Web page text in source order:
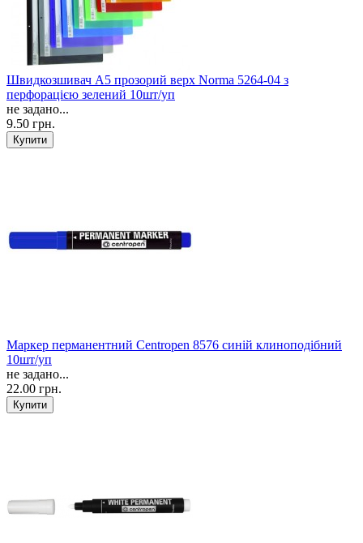
Швидкозшивач А5 прозорий верх Norma 5264-04 з
перфорацією зелений 10шт/уп
не задано...
9.50 грн.
Маркер перманентний Centropen 8576 синій клиноподібний
10шт/уп
не задано...
22.00 грн.